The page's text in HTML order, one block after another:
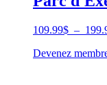
109.99$ –
Devenez